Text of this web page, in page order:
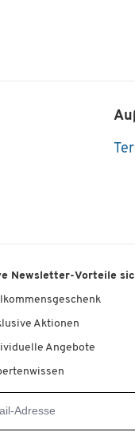
Newsletter-Vorteile
Aktionen
Angebote